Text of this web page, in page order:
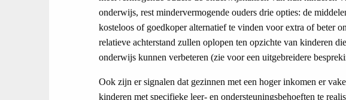
onderwijs, rest mindervermogende ouders drie opties: de
kosteloos of goedkoper alternatief te vinden voor extra of beter
relatieve achterstand zullen oplopen ten opzichte van kinderen
onderwijs kunnen verbeteren (zie voor een uitgebreidere
Ook zijn er signalen dat gezinnen met een hoger inkomen er
kinderen met specifieke leer- en ondersteuningsbehoeften te